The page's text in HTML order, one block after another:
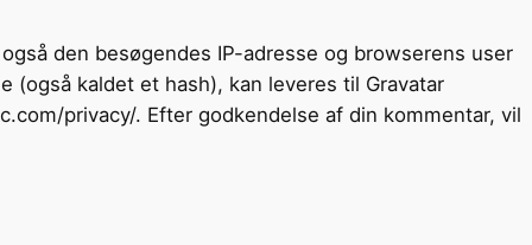
den besøgendes IP-adresse og browserens user
(også kaldet et hash), kan leveres til Gravatar
privacy/. Efter godkendelse af din kommentar, vil